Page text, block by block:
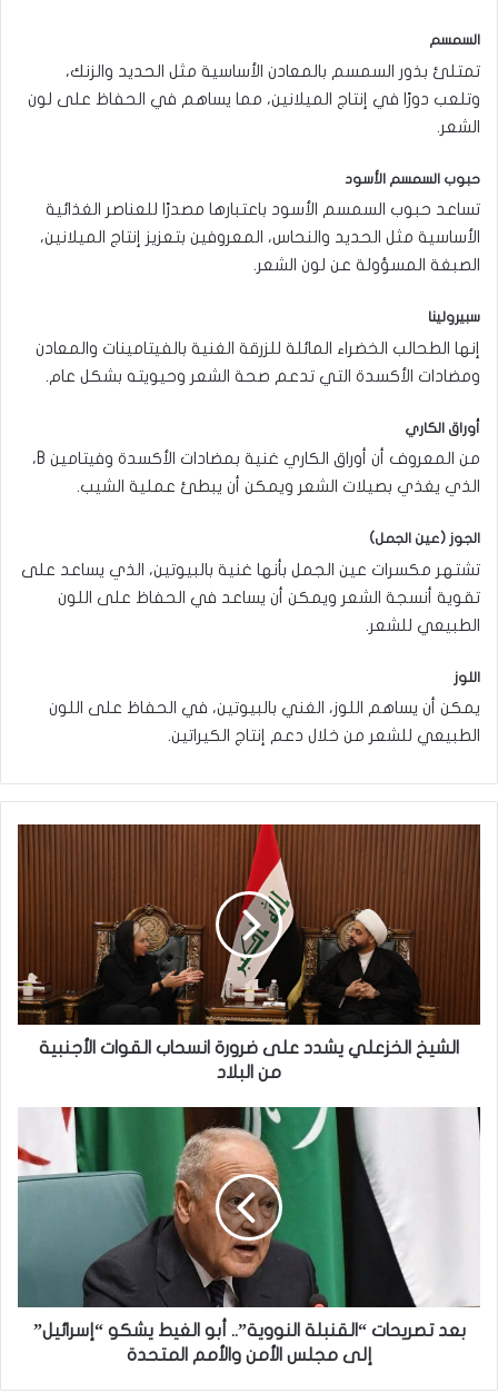
السمسم
تمتلئ بذور السمسم بالمعادن الأساسية مثل الحديد والزنك،
وتلعب دورًا في إنتاج الميلانين، مما يساهم في الحفاظ على لون
الشعر.
حبوب السمسم الأسود
تساعد حبوب السمسم الأسود باعتبارها مصدرًا للعناصر الغذائية
الأساسية مثل الحديد والنحاس، المعروفين بتعزيز إنتاج الميلانين،
الصبغة المسؤولة عن لون الشعر.
سبيرولينا
إنها الطحالب الخضراء المائلة للزرقة الغنية بالفيتامينات والمعادن
ومضادات الأكسدة التي تدعم صحة الشعر وحيويته بشكل عام.
أوراق الكاري
من المعروف أن أوراق الكاري غنية بمضادات الأكسدة وفيتامين B،
الذي يغذي بصيلات الشعر ويمكن أن يبطئ عملية الشيب.
الجوز (عين الجمل)
تشتهر مكسرات عين الجمل بأنها غنية بالبيوتين، الذي يساعد على
تقوية أنسجة الشعر ويمكن أن يساعد في الحفاظ على اللون
الطبيعي للشعر.
اللوز
يمكن أن يساهم اللوز، الغني بالبيوتين، في الحفاظ على اللون
الطبيعي للشعر من خلال دعم إنتاج الكيراتين.
الشيخ
الخزعلي
من
البلادالشيخ الخزعلي يشدد على ضرورة انسحاب القوات الأجنبية
من البلاد
بعد
تصريحات
إلى
مجلس
بعد تصريحات “القنبلة النووية”.. أبو الغيط يشكو “إسرائيل”
إلى مجلس الأمن والأمم المتحدة